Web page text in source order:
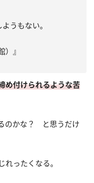
うもない。
』
め付けられるような苦
のかな？ と思うだけ
ったくなる。